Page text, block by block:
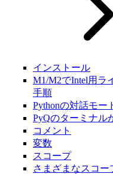
インストール
M1/M2でIntel用ラ
手順
Pythonの対話モー
PyQのターミナル
コメント
変数
スコープ
さまざまなスコ